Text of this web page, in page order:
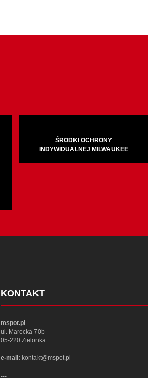
ŚRODKI OCHRONY
INDYWIDUALNEJ MILWAUKEE
KONTAKT
mspot.pl
ul. Marecka 70b
05-220 Zielonka
e-mail: kontakt@mspot.pl
---